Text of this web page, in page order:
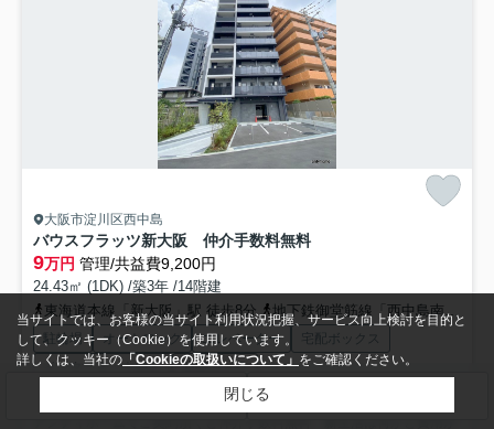
大阪市淀川区西中島
バウスフラッツ新大阪 仲介手数料無料
9万円 管理/共益費9,200円
24.43㎡ (1DK) /築3年 /14階建
東海道本線「新大阪」駅 徒歩8分
地下鉄御堂筋線「西中島南方」駅 徒歩10分
駐輪場 オートロック エレベーター
宅配ボックス
インターネット対応
防犯カメラ
当サイトでは、お客様の当サイト利用状況把握、サービス向上検討を目的と
して、クッキー（Cookie）を使用しています。
詳しくは、当社の 「Cookieの取扱いについて」 をご確認ください。
閉じる